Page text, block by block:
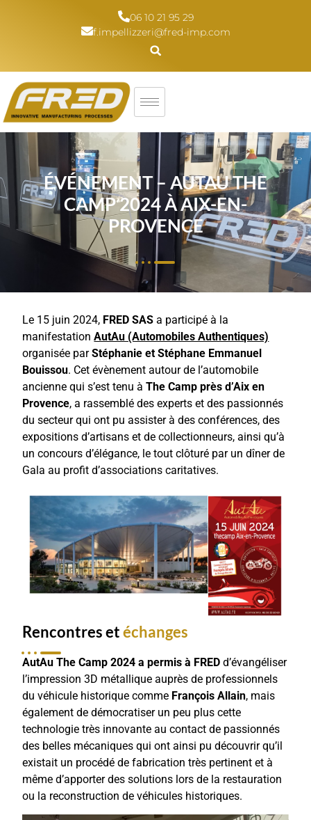
06 10 21 95 29
f.impellizzeri@fred-imp.com
ÉVÉNEMENT – AUTAU THE
CAMP 2024 À AIX-EN-
PROVENCE
Le 15 juin 2024, FRED SAS a participé à la
manifestationAutAu (Automobiles Authentiques)
organisée parStéphanie et Stéphane Emmanuel
Bouissou. Cet évènement autour de l’automobile
ancienne qui s’est tenu àThe Camp près d’Aix en
Provence, a rassemblé des experts et des passionnés
du secteur qui ont pu assister à des conférences, des
expositions d’artisans et de collectionneurs, ainsi qu’à
un concours d’élégance, le tout clôturé par un dîner de
Gala au profit d’associations caritatives.
Rencontres etéchanges
AutAu The Camp 2024 a permis à FRED d’évangéliser
l’impression 3D métallique auprès de professionnels
du véhicule historique comme François Allain, mais
également de démocratiser un peu plus cette
technologie très innovante au contact de passionnés
des belles mécaniques qui ont ainsi pu découvrir qu’il
existait un procédé de fabrication très pertinent et à
même d’apporter des solutions lors de la restauration
ou la reconstruction de véhicules historiques.